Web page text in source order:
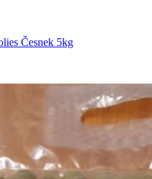
Česnek 5kg